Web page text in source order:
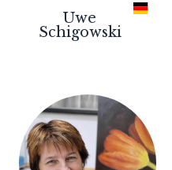
Uwe
Schigowski